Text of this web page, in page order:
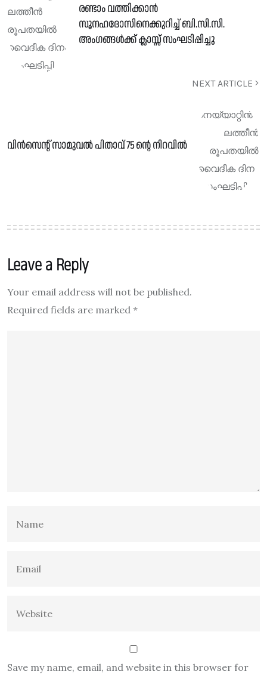
രണ്ടാം വത്തിക്കാൻ
സൂനഹദോസിനെക്കുറിച്ച് ബി.സി.സി.
അംഗങ്ങൾക്ക് ക്ലാസ്സ് സംഘടിപ്പിച്ചു
NEXT ARTICLE
വിൻസെന്റ് സാമുവൽ പിതാവ്‌ 75 ന്റെ നിറവിൽ
Leave a Reply
Your email address will not be published.
Required fields are marked *
Save my name, email, and website in this browser for